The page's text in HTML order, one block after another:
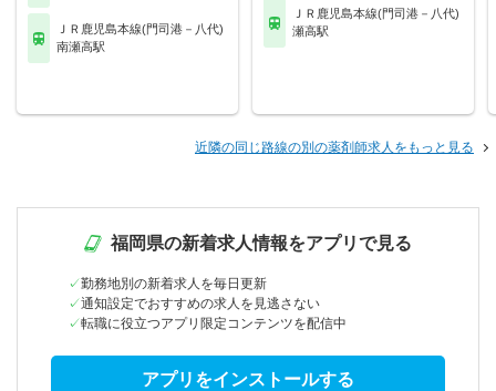
ＪＲ鹿児島本線(門司港－八代)
南瀬高駅
ＪＲ鹿児島本線(門司港－八代)
瀬高駅
近隣の同じ路線の別の薬剤師求人をもっと見る
福岡県の新着求人情報をアプリで見る
勤務地別の新着求人を毎日更新
通知設定でおすすめの求人を見逃さない
転職に役立つアプリ限定コンテンツを配信中
アプリをインストールする